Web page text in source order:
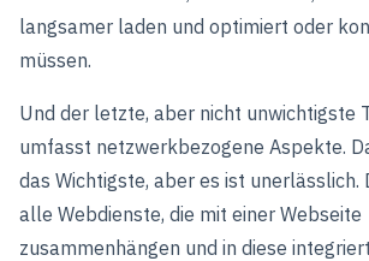
langsamer laden und optimiert oder
müssen.
Und der letzte, aber nicht unwichtigste
umfasst netzwerkbezogene Aspekte.
das Wichtigste, aber es ist unerlässlich.
alle Webdienste, die mit einer Webseite
zusammenhängen und in diese